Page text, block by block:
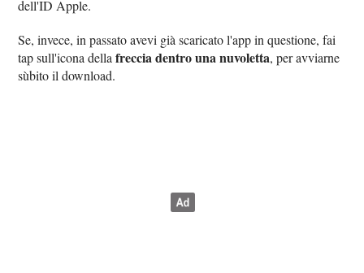
dell'ID Apple.
Se, invece, in passato avevi già scaricato l'app in questione, fai
tap sull'icona dellafreccia dentro una nuvoletta, per avviarne
sùbito il download.